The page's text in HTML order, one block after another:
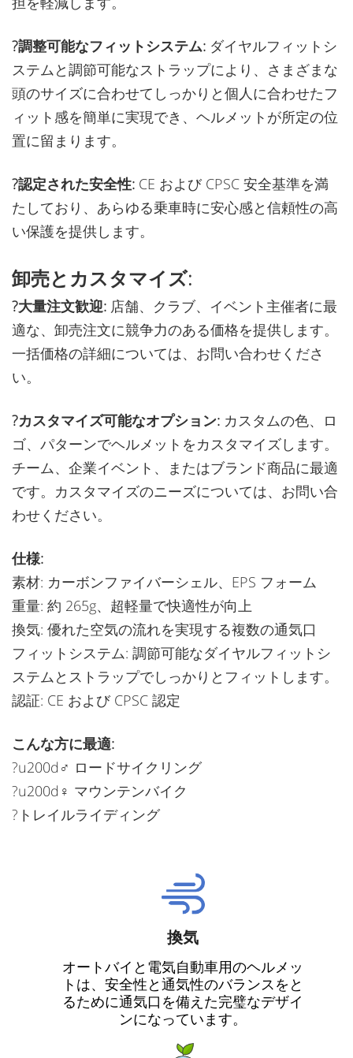
?調整可能なフィットシステム: ダイヤルフィットシ
ステムと調節可能なストラップにより、さまざまな
頭のサイズに合わせてしっかりと個人に合わせたフ
ィット感を簡単に実現でき、ヘルメットが所定の位
置に留まります。
?認定された安全性: CE および CPSC 安全基準を満
たしており、あらゆる乗車時に安心感と信頼性の高
い保護を提供します。
卸売とカスタマイズ:
?大量注文歓迎: 店舗、クラブ、イベント主催者に最
適な、卸売注文に競争力のある価格を提供します。
一括価格の詳細については、お問い合わせくださ
い。
?カスタマイズ可能なオプション: カスタムの色、ロ
ゴ、パターンでヘルメットをカスタマイズします。
チーム、企業イベント、またはブランド商品に最適
です。カスタマイズのニーズについては、お問い合
わせください。
仕様:
素材: カーボンファイバーシェル、EPS フォーム
重量: 約 265g、超軽量で快適性が向上
換気: 優れた空気の流れを実現する複数の通気口
フィットシステム: 調節可能なダイヤルフィットシ
ステムとストラップでしっかりとフィットします。
認証: CE および CPSC 認定
こんな方に最適:
?u200d♂️ ロードサイクリング
?u200d♀️ マウンテンバイク
?トレイルライディング
換気
オートバイと電気自動車用のヘルメッ
トは、安全性と通気性のバランスをと
るために通気口を備えた完璧なデザイ
ンになっています。